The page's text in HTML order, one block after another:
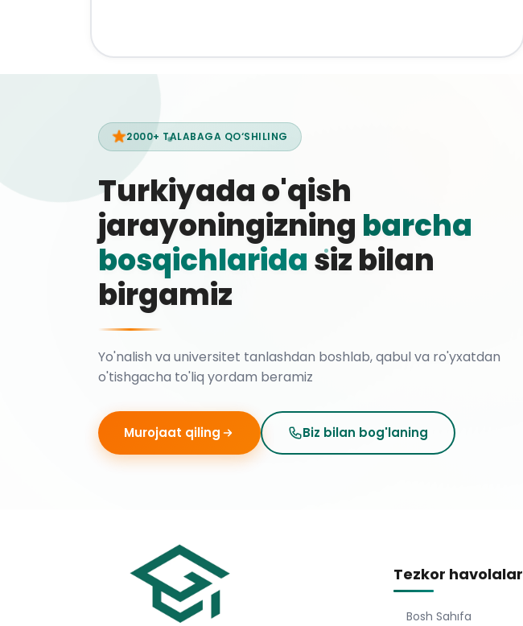
2000+ TALABAGA QO‘SHILING
Turkiyada o'qish
jarayoningizning barcha
bosqichlaridasiz bilan
birgamiz
Yo'nalish va universitet tanlashdan boshlab, qabul va ro'yxatdan
o'tishgacha to'liq yordam beramiz
Murojaat qiling Biz bilan bog'laning
Tezkor havolalar
Bosh Sahıfa